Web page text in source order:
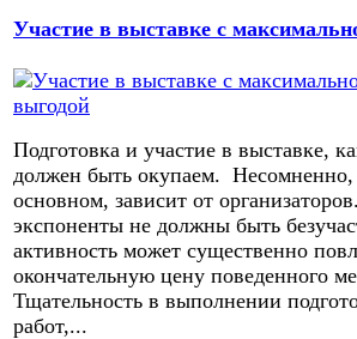
Участие в выставке с
Подготовка и участие в выставке,
должен быть окупаем. Несомненно,
основном, зависит от
экспоненты не должны быть
активность может существенно
окончательную цену поведенного
Тщательность в выполнении
работ,...